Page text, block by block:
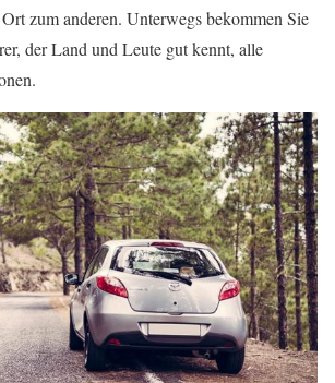
zum anderen. Unterwegs bekommen Sie
der Land und Leute gut kennt, alle